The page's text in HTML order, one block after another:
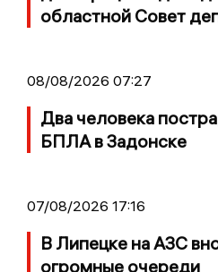
областной Совет
08/08/2026 07:27
Два человека
БПЛА в Задонске
07/08/2026 17:16
В Липецке на АЗС
огромные очереди